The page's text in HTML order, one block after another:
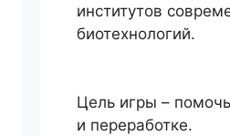
институтов
биотехнологий.
Цель игры –
и переработке.